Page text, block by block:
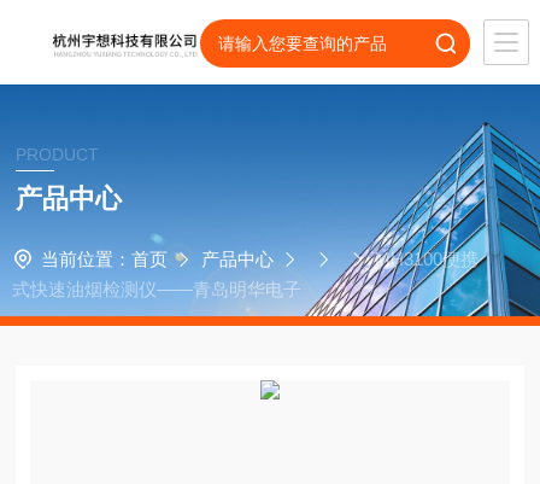
PRODUCT
产品中心
当前位置： 首页 产品中心
MH3100便携
式快速油烟检测仪——青岛明华电子